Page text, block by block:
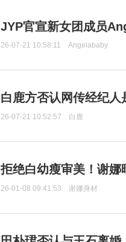
JYP官宣新女团成员
26-07-21 10:58:11 Angelababy
白鹿方否认网传经纪
26-07-21 10:52:57 白鹿
拒绝白幼瘦审美！谢
26-01-08 09:41:53 谢娜身材